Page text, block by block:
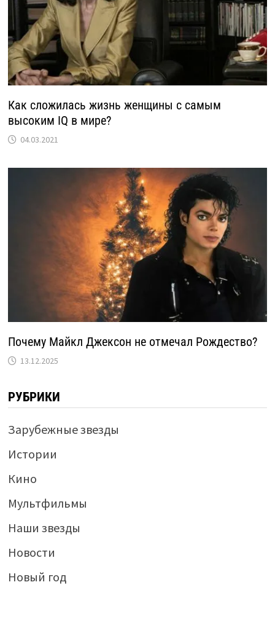
Как сложилась жизнь женщины с самым
высоким IQ в мире?
04.03.2021
Почему Майкл Джексон не отмечал Рождество?
13.12.2025
РУБРИКИ
Зарубежные звезды
Истории
Кино
Мультфильмы
Наши звезды
Новости
Новый год